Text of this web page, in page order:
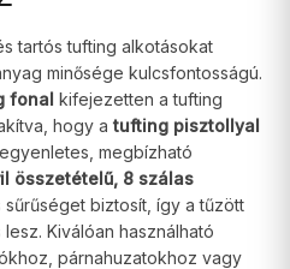
tartós tufting alkotásokat
minősége kulcsfontosságú.
fonal kifejezetten a tufting
hogy a tufting pisztollyal
megbízható
összetételű, 8 szálas
biztosít, így a tűzött
Kiválóan használható
párnahuzatokhoz vagy